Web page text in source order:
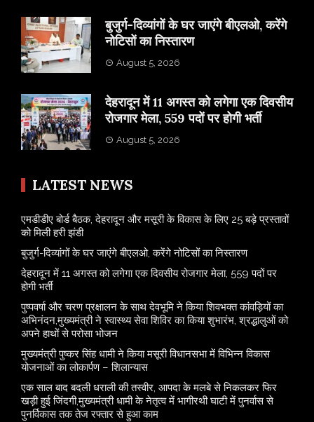
बुजुर्ग-दिव्यांगों के घर जाएंगे बीएलओ, करेंगे
नोटिसों का निस्तारण
August 5, 2026
​देहरादून में 11 अगस्त को लगेगा एक दिवसीय
रोजगार मेला, 559 पदों पर होगी भर्ती
August 5, 2026
LATEST NEWS
एमडीडीए बोर्ड बैठक, देहरादून और मसूरी के विकास के लिए 25 बड़े प्रस्तावों
को मिली हरी झंडी
बुजुर्ग-दिव्यांगों के घर जाएंगे बीएलओ, करेंगे नोटिसों का निस्तारण
​देहरादून में 11 अगस्त को लगेगा एक दिवसीय रोजगार मेला, 559 पदों पर
होगी भर्ती
पुष्पवर्षा और चरण प्रक्षालन के साथ देवभूमि ने किया शिवभक्त कांवड़ियों का
अभिनंदन,मुख्यमंत्री ने स्वास्थ्य सेवा शिविर का किया शुभारंभ, श्रद्धालुओं को
अपने हाथों से परोसा भोजन
मुख्यमंत्री पुष्कर सिंह धामी ने किया मसूरी विधानसभा में विभिन्न विकास
योजनाओं का लोकार्पण – शिलान्यास
एक साल बाद बदली धराली की तस्वीर, आपदा के मलबे से निकलकर फिर
खड़ी हुई जिंदगी,मुख्यमंत्री धामी के नेतृत्व में भागीरथी घाटी में पुनर्वास से
पुनर्विकास तक तेज रफ्तार से हुआ काम